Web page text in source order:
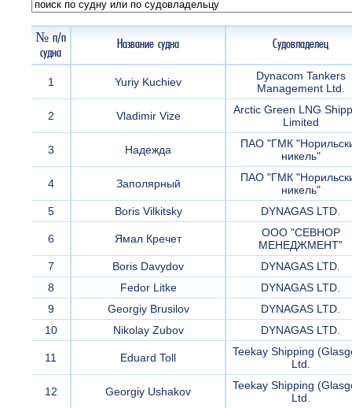
№ п/п
судна
Название судна Судовладелец
1 Yuriy Kuchiev
Dynacom Tankers
Management Ltd.
2 Vladimir Vize
Arctic Green LNG
Limited
3 Надежда
ПАО "ГМК
никель"
4 Заполярный
ПАО "ГМК
никель"
5
Boris Vilkitsky DYNAGAS LTD.
6 Ямал Кречет
ООО "СЕВНОР
МЕНЕДЖМЕНТ"
7
Boris Davydov
DYNAGAS LTD.
8
Fedor Litke
DYNAGAS LTD.
9
Georgiy Brusilov
DYNAGAS LTD.
10
Nikolay Zubov DYNAGAS LTD.
11 Eduard Toll
Teekay Shipping
Ltd.
12 Georgiy Ushakov
Teekay Shipping
Ltd.